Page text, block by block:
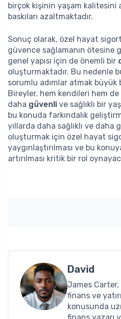
birçok kişinin yaşam kalitesini
baskıları azaltmaktadır.
Sonuç olarak, özel hayat
güvence sağlamanın ötesine
genel yapısı için de önemli bir
oluşturmaktadır. Bu nedenle
sorumlu adımlar atmak büyük
Bireyler, hem kendileri hem
daha güvenli ve sağlıklı bir
bu konuda farkındalık
yıllarda daha sağlıklı ve daha
oluşturmak için özel hayat
yaygınlaştırılması ve bu
artırılması kritik bir rol
David
James Carter,
finans ve
konusunda